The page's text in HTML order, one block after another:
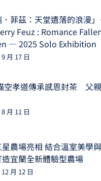
．菲茲：天堂遺落的浪漫
Feuz : Romance
— 2025 Solo Exhibition
月 17 日
空孝道傳承感恩封茶 父
月 11 日
農場亮相 結合溫室美學
宜蘭全新體驗型農場
月 12 日